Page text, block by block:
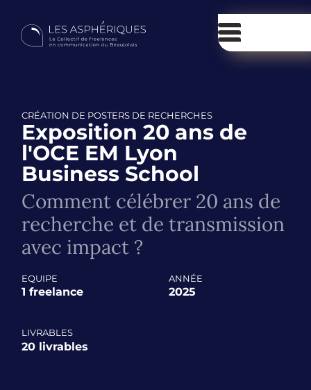
CRÉATION DE POSTERS DE RECHERCHES
Exposition 20 ans de
l'OCE EM Lyon
Business School
Comment célébrer 20 ans de
recherche et de transmission
avec impact ?
EQUIPE
1 freelance
ANNÉE
2025
LIVRABLES
20 livrables